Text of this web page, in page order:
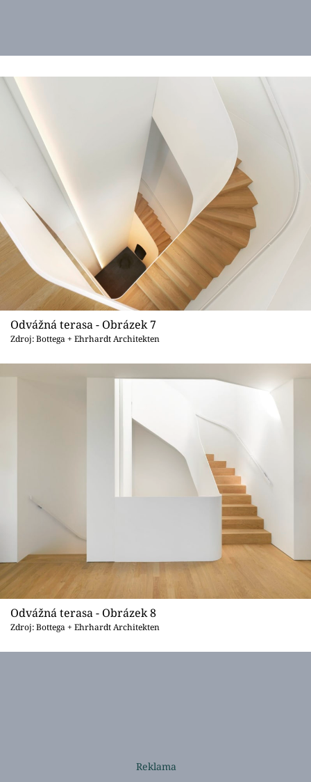
Odvážná terasa - Obrázek 7
Zdroj: Bottega + Ehrhardt Architekten
Odvážná terasa - Obrázek 8
Zdroj: Bottega + Ehrhardt Architekten